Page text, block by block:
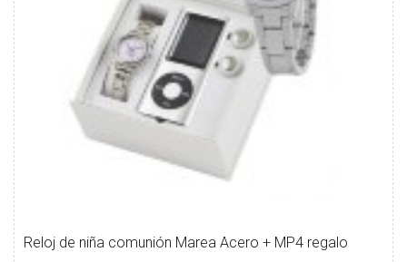
Reloj de niña comunión Marea Acero + MP4 regalo